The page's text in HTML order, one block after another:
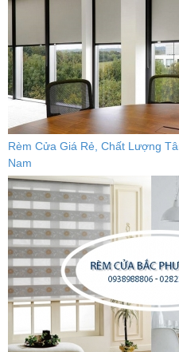
Rèm Cửa Giá Rẻ, Chất Lượng
Nam